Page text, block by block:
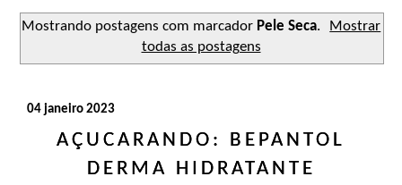
Mostrando postagens com marcador Pele Seca.
Mostrar
todas as postagens
04 janeiro 2023
AÇUCARANDO: BEPANTOL
DERMA HIDRATANTE